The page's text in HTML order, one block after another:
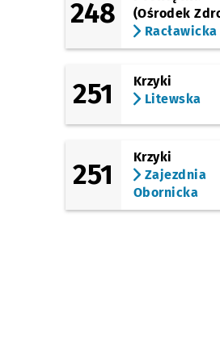
(Chociebuska)
Chociebuska (C. K.
Nowy Pafawag)
(Hermanowska)
Hermanowska
Kuźniki
(Koszalińska)
Kuźniki (Stacja
Kolejowa)
NŻPrzystanek
(Bystrzycka)
248
(Ośrodek
Racławicka
251
Krzyki
Litewska
251
Krzyki
Zajezdnia
Obornicka